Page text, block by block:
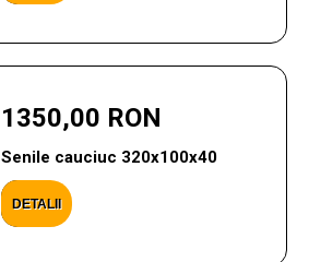
1350,00 RON
Senile cauciuc 320x100x40
DETALII